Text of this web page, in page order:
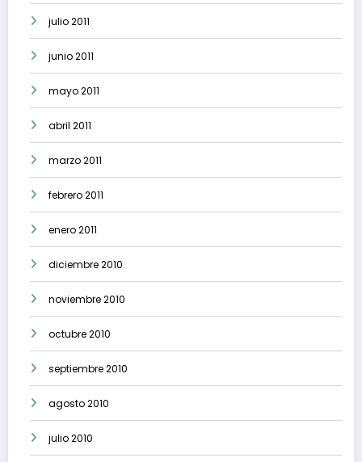
julio 2011
junio 2011
mayo 2011
abril 2011
marzo 2011
febrero 2011
enero 2011
diciembre 2010
noviembre 2010
octubre 2010
septiembre 2010
agosto 2010
julio 2010